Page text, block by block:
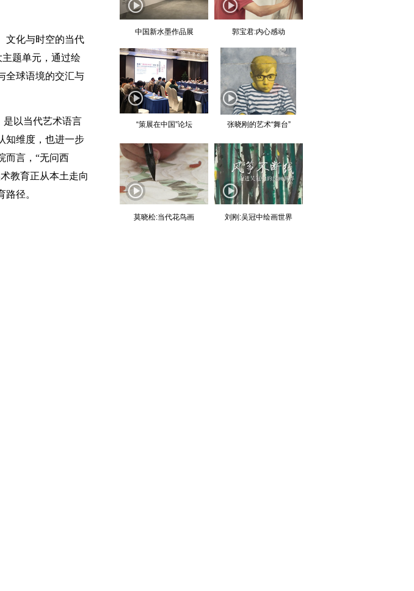
文化与时空的当代
主题单元，通过绘
全球语境的交汇与
是以当代艺术语言
知维度，也进一步
而言，“无问西
教育正从本土走向
径。
中国新水墨作品展 郭宝君:内心感动
“策展在中国”论坛 张晓刚的艺术“舞台”
莫晓松:当代花鸟画 刘刚:吴冠中绘画世界